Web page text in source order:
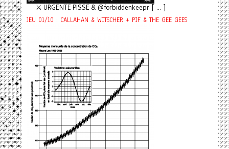
⚔️ URGENTE PISSE & @forbiddenkeepr [ ... ]
JEU 01/10 : CALLAHAN & WITSCHER + PIF & THE GEE GEES